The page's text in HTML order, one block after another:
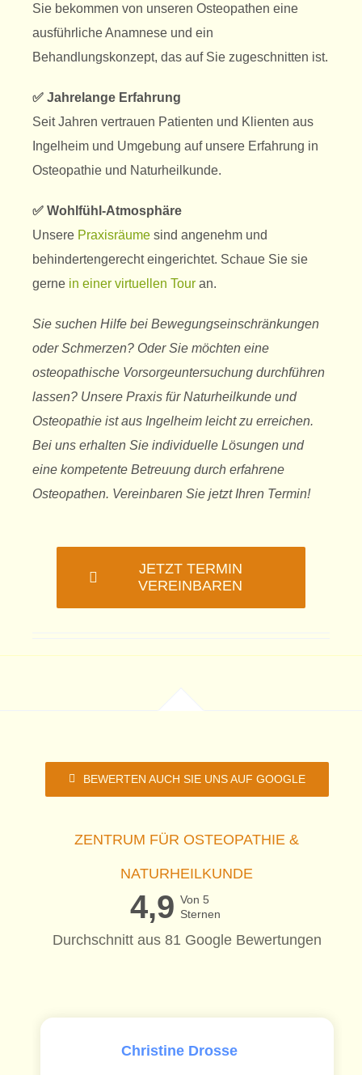
Sie bekommen von unseren Osteopathen eine
ausführliche Anamneseund ein
Behandlungskonzept, das auf Sie zugeschnitten ist.
✅ Jahrelange Erfahrung
Seit Jahren vertrauen Patienten und Klienten aus
Ingelheim und Umgebung auf unsere Erfahrung in
Osteopathie und Naturheilkunde.
✅ Wohlfühl-Atmosphäre
Unsere Praxisräumesind angenehm und
behindertengerecht eingerichtet. Schaue Sie sie
gerne in einer virtuellen Touran.
Sie suchen Hilfe bei Bewegungseinschränkungen
oder Schmerzen? Oder Sie möchten eine
osteopathische Vorsorgeuntersuchung durchführen
lassen? Unsere Praxis für Naturheilkunde und
Osteopathie ist aus Ingelheim leicht zu erreichen.
Bei uns erhalten Sie individuelle Lösungen und
eine kompetente Betreuung durch erfahrene
Osteopathen. Vereinbaren Sie jetzt Ihren Termin!
JETZT TERMIN
VEREINBAREN
BEWERTEN AUCH SIE UNS AUF GOOGLE
ZENTRUM FÜR OSTEOPATHIE &
NATURHEILKUNDE
4,9 Von 5
Sternen
Durchschnitt aus 81 Google Bewertungen
Christine Drosse